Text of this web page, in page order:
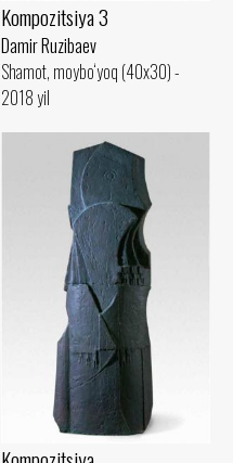
Kompozitsiya 3
Damir Ruzibaev
Shamot, moybo‘yoq (40x30) -
2018 yil